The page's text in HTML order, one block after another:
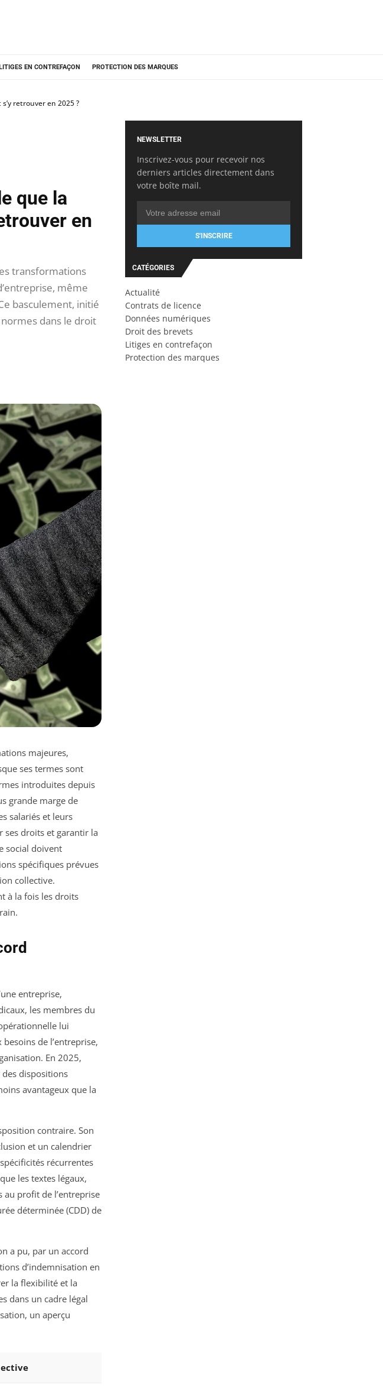
EN CONTREFAÇON PROTECTION DES MARQUES
retrouver en 2025 ?
que la
en
transformations
même
basculement, initié
dans le droit
majeures,
ses termes sont
introduites depuis
grande marge de
salariés et leurs
ses droits et garantir la
social doivent
spécifiques prévues
collective.
à la fois les droits
entreprise,
les membres du
lui
de l’entreprise,
En 2025,
des dispositions
avantageux que la
contraire. Son
et un calendrier
récurrentes
les textes légaux,
au profit de l’entreprise
déterminée (CDD) de
a pu, par un accord
d’indemnisation en
la flexibilité et la
dans un cadre légal
un aperçu
NEWSLETTER
Inscrivez-vous pour recevoir nos
derniers articles directement dans
votre boîte mail.
S'INSCRIRE
CATÉGORIES
Actualité
Contrats de licence
Données numériques
Droit des brevets
Litiges en contrefaçon
Protection des marques